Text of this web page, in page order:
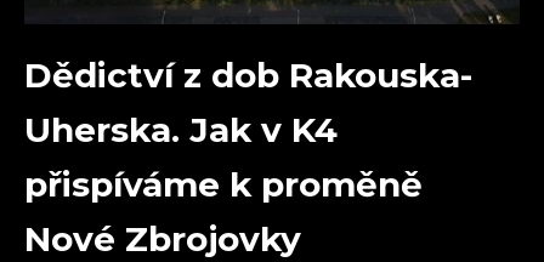
Dědictví z dob Rakouska-
Uherska. Jak v K4
přispíváme k proměně
Nové Zbrojovky